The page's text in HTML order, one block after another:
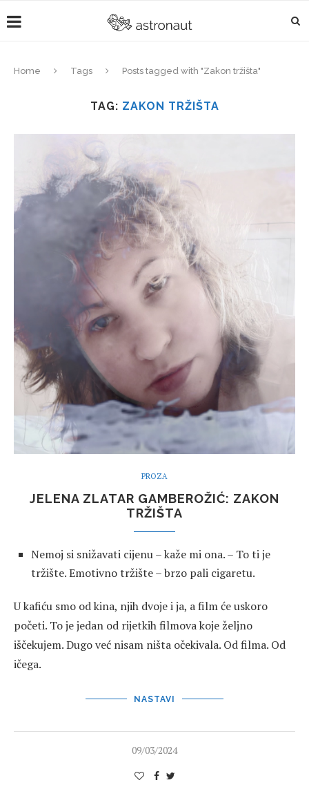
Home Tags Posts tagged with "Zakon tržišta"
TAG: ZAKON TRŽIŠTA
PROZA
JELENA ZLATAR GAMBEROŽIĆ: ZAKON
TRŽIŠTA
Nemoj si snižavati cijenu – kaže mi ona. – To ti je
tržište. Emotivno tržište – brzo pali cigaretu.
U kafiću smo od kina, njih dvoje i ja, a film će uskoro
početi. To je jedan od rijetkih filmova koje željno
iščekujem. Dugo već nisam ništa očekivala. Od filma. Od
ičega.
NASTAVI
09/03/2024